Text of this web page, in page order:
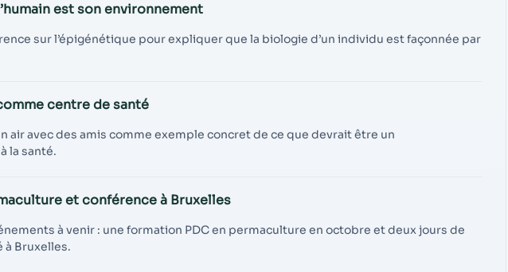
est son environnement
sur l’épigénétique pour expliquer que la biologie d’un individu est façonnée par
centre de santé
air avec des amis comme exemple concret de ce que devrait être un
la santé.
et conférence à Bruxelles
à venir : une formation PDC en permaculture en octobre et deux jours de
à Bruxelles.